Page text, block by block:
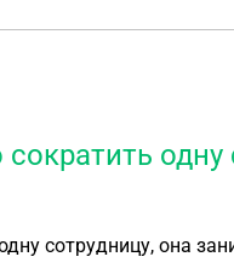
сотрудницу, она